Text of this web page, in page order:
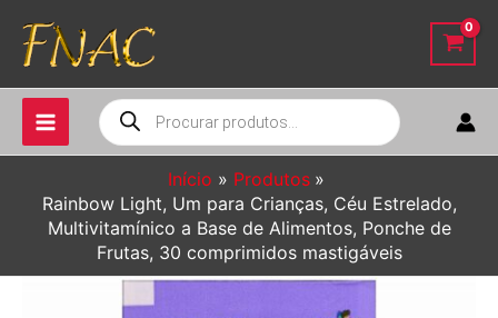
para
conteúdo
Pesquisar
produtos
Início
Produtos
Rainbow Light, Um para Crianças, Céu Estrelado,
Multivitamínico a Base de Alimentos, Ponche de
Frutas, 30 comprimidos mastigáveis